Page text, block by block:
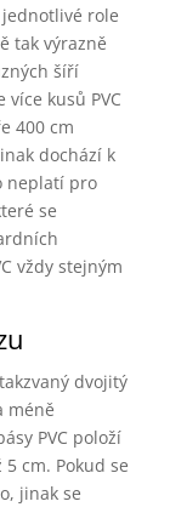
role
tak výrazně
šíří
kusů PVC
400 cm
dochází k
neplatí pro
se
vždy stejným
dvojitý
méně
PVC položí
cm. Pokud se
jinak se